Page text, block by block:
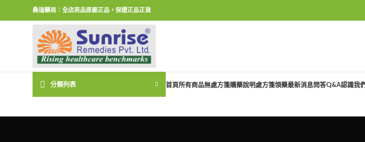
桑瑞藥局：全店商品原廠正品，保證正品正貨
分類列表 首頁所有商品無處方箋購藥說明處方箋領藥最新消息問答Q&A認識我